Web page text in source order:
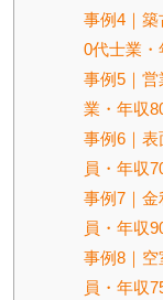
事例4｜
0代士業・
事例5｜
業・年収
事例6｜
員・年収
事例7｜
員・年収
事例8｜
員・年収